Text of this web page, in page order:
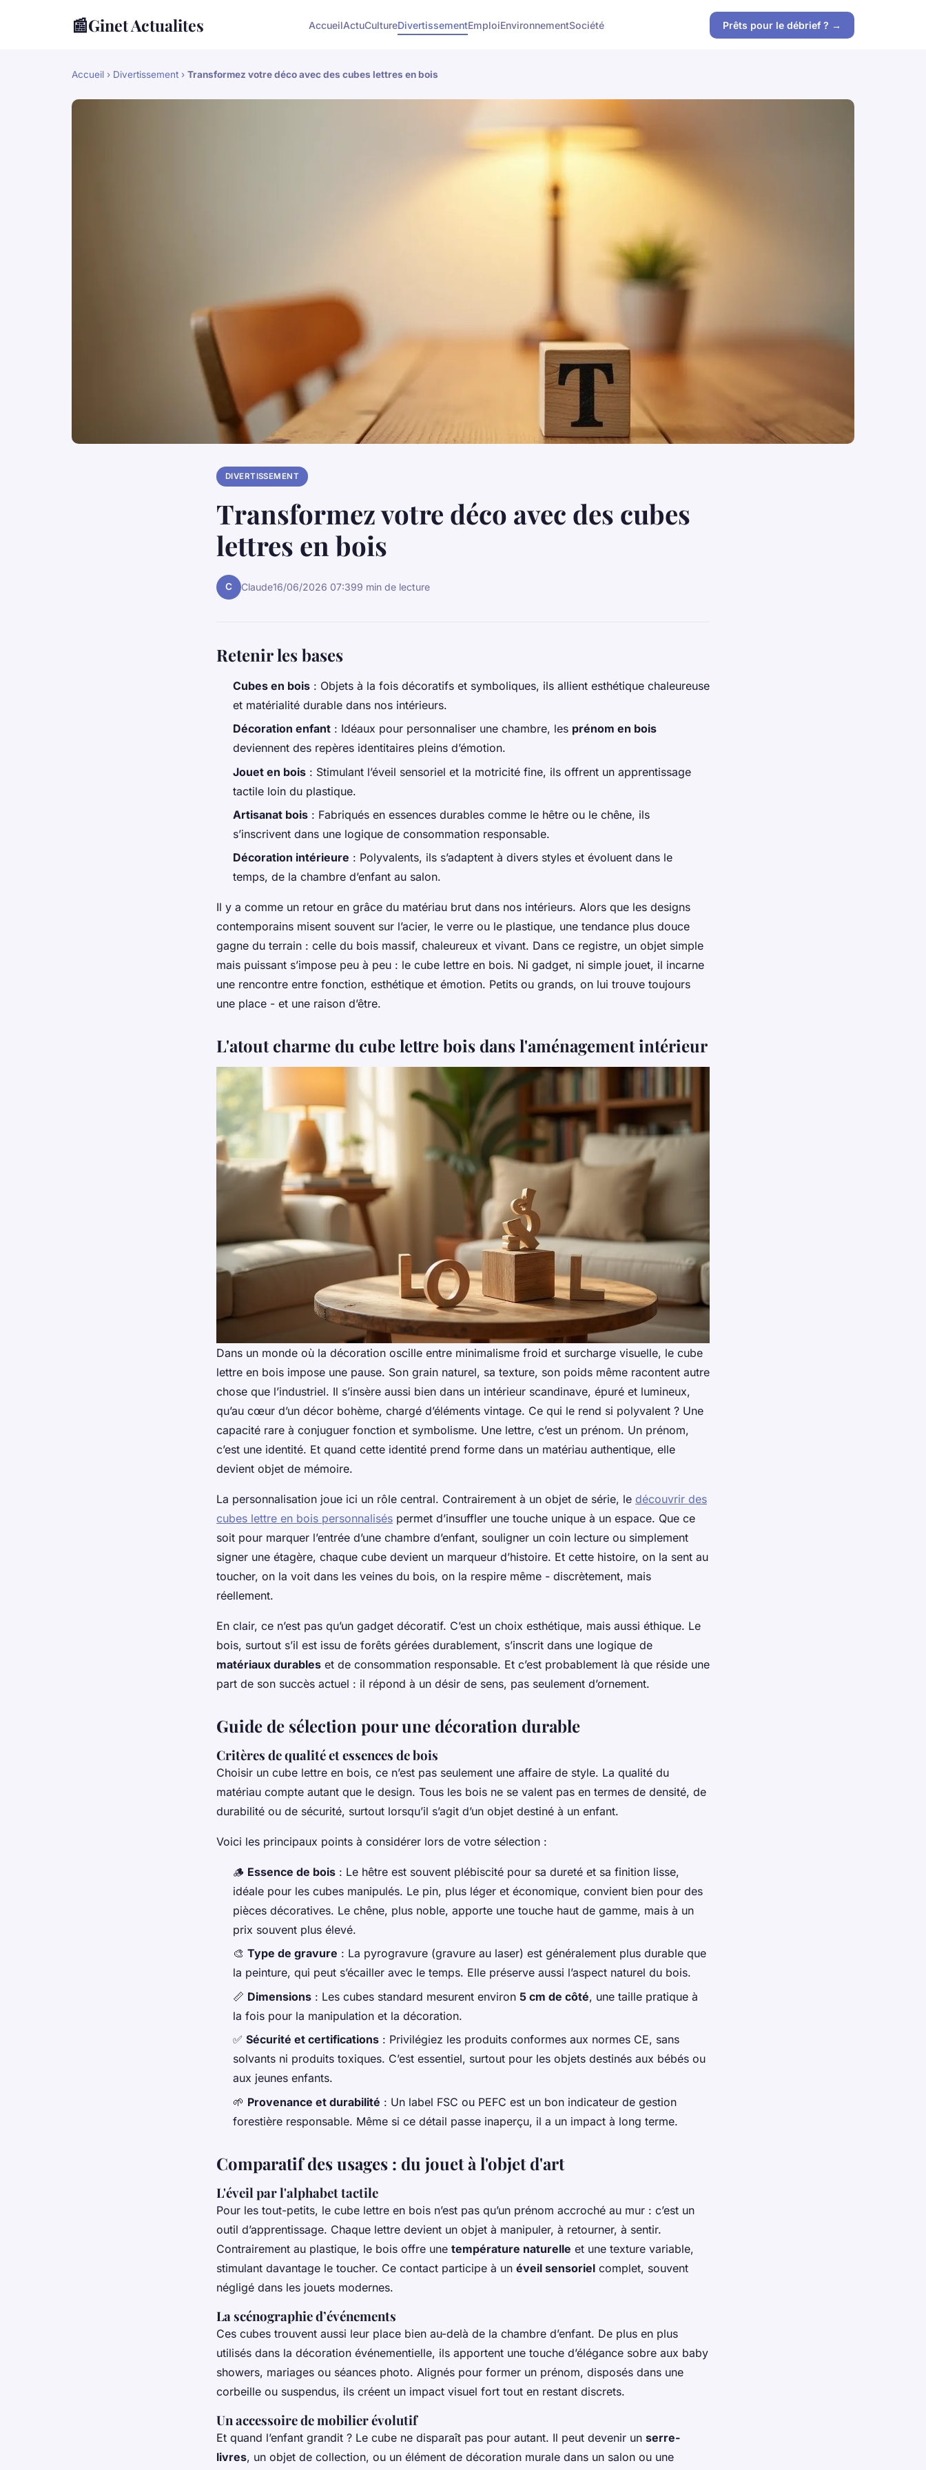
📰Ginet Actualites AccueilActuCultureDivertissementEmploiEnvironnementSociété Prêts pour le débrief ? →
Accueil › Divertissement › Transformez votre déco avec des cubes lettres en bois
DIVERTISSEMENT
Transformez votre déco avec des cubes
lettres en bois
C Claude16/06/2026 07:399 min de lecture
Retenir les bases
Cubes en bois : Objets à la fois décoratifs et symboliques, ils allient esthétique chaleureuse
et matérialité durable dans nos intérieurs.
Décoration enfant : Idéaux pour personnaliser une chambre, les prénom en bois
deviennent des repères identitaires pleins d’émotion.
Jouet en bois : Stimulant l’éveil sensoriel et la motricité fine, ils offrent un apprentissage
tactile loin du plastique.
Artisanat bois : Fabriqués en essences durables comme le hêtre ou le chêne, ils
s’inscrivent dans une logique de consommation responsable.
Décoration intérieure : Polyvalents, ils s’adaptent à divers styles et évoluent dans le
temps, de la chambre d’enfant au salon.
Il y a comme un retour en grâce du matériau brut dans nos intérieurs. Alors que les designs
contemporains misent souvent sur l’acier, le verre ou le plastique, une tendance plus douce
gagne du terrain : celle du bois massif, chaleureux et vivant. Dans ce registre, un objet simple
mais puissant s’impose peu à peu : le cube lettre en bois. Ni gadget, ni simple jouet, il incarne
une rencontre entre fonction, esthétique et émotion. Petits ou grands, on lui trouve toujours
une place - et une raison d’être.
L'atout charme du cube lettre bois dans l'aménagement intérieur
Dans un monde où la décoration oscille entre minimalisme froid et surcharge visuelle, le cube
lettre en bois impose une pause. Son grain naturel, sa texture, son poids même racontent autre
chose que l’industriel. Il s’insère aussi bien dans un intérieur scandinave, épuré et lumineux,
qu’au cœur d’un décor bohème, chargé d’éléments vintage. Ce qui le rend si polyvalent ? Une
capacité rare à conjuguer fonction et symbolisme. Une lettre, c’est un prénom. Un prénom,
c’est une identité. Et quand cette identité prend forme dans un matériau authentique, elle
devient objet de mémoire.
La personnalisation joue ici un rôle central. Contrairement à un objet de série, le découvrir des
cubes lettre en bois personnalisés permet d’insuffler une touche unique à un espace. Que ce
soit pour marquer l’entrée d’une chambre d’enfant, souligner un coin lecture ou simplement
signer une étagère, chaque cube devient un marqueur d’histoire. Et cette histoire, on la sent au
toucher, on la voit dans les veines du bois, on la respire même - discrètement, mais
réellement.
En clair, ce n’est pas qu’un gadget décoratif. C’est un choix esthétique, mais aussi éthique. Le
bois, surtout s’il est issu de forêts gérées durablement, s’inscrit dans une logique de
matériaux durables et de consommation responsable. Et c’est probablement là que réside une
part de son succès actuel : il répond à un désir de sens, pas seulement d’ornement.
Guide de sélection pour une décoration durable
Critères de qualité et essences de bois
Choisir un cube lettre en bois, ce n’est pas seulement une affaire de style. La qualité du
matériau compte autant que le design. Tous les bois ne se valent pas en termes de densité, de
durabilité ou de sécurité, surtout lorsqu’il s’agit d’un objet destiné à un enfant.
Voici les principaux points à considérer lors de votre sélection :
🪵 Essence de bois : Le hêtre est souvent plébiscité pour sa dureté et sa finition lisse,
idéale pour les cubes manipulés. Le pin, plus léger et économique, convient bien pour des
pièces décoratives. Le chêne, plus noble, apporte une touche haut de gamme, mais à un
prix souvent plus élevé.
🎨 Type de gravure : La pyrogravure (gravure au laser) est généralement plus durable que
la peinture, qui peut s’écailler avec le temps. Elle préserve aussi l’aspect naturel du bois.
📏 Dimensions : Les cubes standard mesurent environ 5 cm de côté, une taille pratique à
la fois pour la manipulation et la décoration.
✅ Sécurité et certifications : Privilégiez les produits conformes aux normes CE, sans
solvants ni produits toxiques. C’est essentiel, surtout pour les objets destinés aux bébés ou
aux jeunes enfants.
🌱 Provenance et durabilité : Un label FSC ou PEFC est un bon indicateur de gestion
forestière responsable. Même si ce détail passe inaperçu, il a un impact à long terme.
Comparatif des usages : du jouet à l'objet d'art
L'éveil par l'alphabet tactile
Pour les tout-petits, le cube lettre en bois n’est pas qu’un prénom accroché au mur : c’est un
outil d’apprentissage. Chaque lettre devient un objet à manipuler, à retourner, à sentir.
Contrairement au plastique, le bois offre une température naturelle et une texture variable,
stimulant davantage le toucher. Ce contact participe à un éveil sensoriel complet, souvent
négligé dans les jouets modernes.
La scénographie d’événements
Ces cubes trouvent aussi leur place bien au-delà de la chambre d’enfant. De plus en plus
utilisés dans la décoration événementielle, ils apportent une touche d’élégance sobre aux baby
showers, mariages ou séances photo. Alignés pour former un prénom, disposés dans une
corbeille ou suspendus, ils créent un impact visuel fort tout en restant discrets.
Un accessoire de mobilier évolutif
Et quand l’enfant grandit ? Le cube ne disparaît pas pour autant. Il peut devenir un serre-
livres, un objet de collection, ou un élément de décoration murale dans un salon ou une